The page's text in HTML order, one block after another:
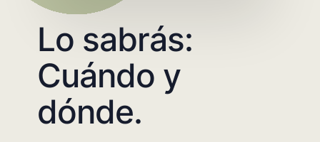
Lo sabrás:
Cuándo y
dónde.